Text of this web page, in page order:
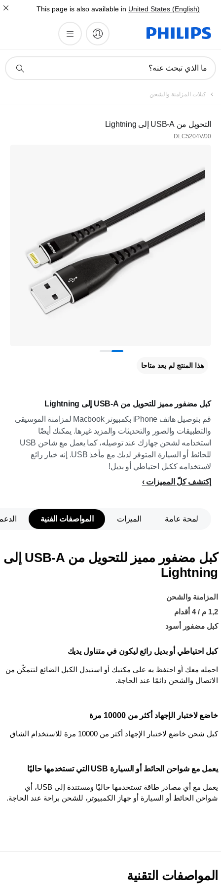
This page is also available in United States (English)
دعم
ما الذي تبحث عنه؟
كبلات المزامنة والشحن
التحويل من USB-A إلى Lightning
DLC5204V/00
كبل مضفور مميز للتحويل من USB-A إلى Lightning
قم بتوصيل هاتف iPhone بكمبيوتر Macbook لمزامنة الموسيقى
والتطبيقات والصور والتحديثات والمزيد غيرها. يمكنك أيضًا
استخدامه لشحن جهازك عند توصيله، كما يعمل مع شاحن USB
للحائط أو السيارة المتوفر لديك مع مأخذ USB. إنه خيار رائع
لاستخدامه ككبل احتياطي أو بديل!
إكتشف كلّ المميزات
هذا المنتج لم يعد متاحا
لمحة عامة الميزات المواصفات الفنية
كبل مضفور مميز للتحويل من USB-A إلى
Lightning
المزامنة والشحن
1,2 م / 4 أقدام
كبل مضفور أسود
كبل احتياطي أو بديل رائع ليكون في متناول يديك
احمله معك أو احتفظ به على مكتبك أو استبدل الكبل الضائع لتتمكّن من
الاتصال والشحن دائمًا عند الحاجة.
خاضع لاختبار الإجهاد أكثر من 10000 مرة
كبل شحن خاضع لاختبار الإجهاد أكثر من 10000 مرة للاستخدام الشاق
يعمل مع شواحن الحائط أو السيارة USB التي تستخدمها حاليًا
يعمل مع أي مصادر طاقة تستخدمها حاليًا ومستندة إلى USB، أي
شواحن الحائط أو السيارة أو جهاز الكمبيوتر، للشحن براحة عند الحاجة.
المواصفات التقنية